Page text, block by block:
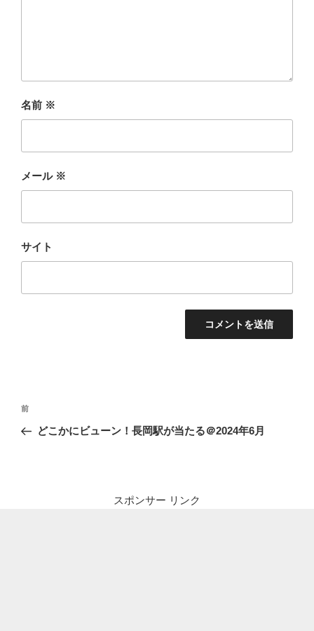
名前 ※
メール ※
サイト
投
ナ
前
の
前
どこかにビューン！長岡駅が当たる＠2024年6月
スポンサー リンク